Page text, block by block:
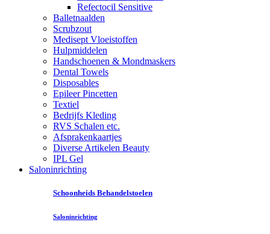
Refectocil Sensitive
Balletnaalden
Scrubzout
Medisept Vloeistoffen
Hulpmiddelen
Handschoenen & Mondmaskers
Dental Towels
Disposables
Epileer Pincetten
Textiel
Bedrijfs Kleding
RVS Schalen etc.
Afsprakenkaartjes
Diverse Artikelen Beauty
IPL Gel
Saloninrichting
Schoonheids Behandelstoelen
Saloninrichting